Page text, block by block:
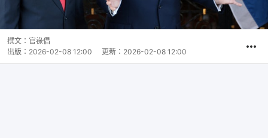
撰文： 官祿倡
出版： 2026-02-08 12:00 更新： 2026-02-08 12:00